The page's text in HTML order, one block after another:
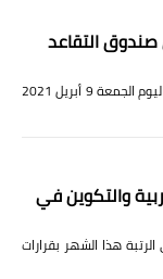
التقاعد
قام موقع الصندوق المغربي للتقاعد بتحديث جديد بتاريخ اليوم الجمعة 9 أبريل 2021
والتكوين في
هذا الشهر بقرارات